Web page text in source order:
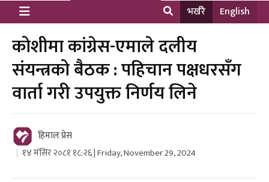
भर्खरै English
कोशीमा कांग्रेस-एमाले दलीय
संयन्त्रको बैठक : पहिचान पक्षधरसँग
वार्ता गरी उपयुक्त निर्णय लिने
हिमाल प्रेस
१४ मंसिर २०८१ १८:२६ | Friday, November 29, 2024